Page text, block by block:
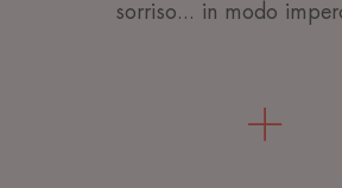
sorriso... in modo